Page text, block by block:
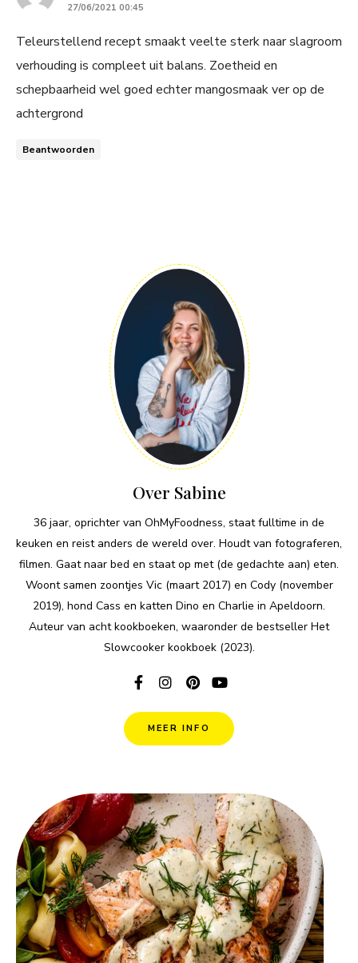
27/06/2021 00:45
Teleurstellend recept smaakt veelte sterk naar slagroom
verhouding is compleet uit balans. Zoetheid en
schepbaarheid wel goed echter mangosmaak ver op de
achtergrond
Beantwoorden
Over Sabine
36 jaar, oprichter van OhMyFoodness, staat fulltime in de
keuken en reist anders de wereld over. Houdt van fotograferen,
filmen. Gaat naar bed en staat op met (de gedachte aan) eten.
Woont samen zoontjes Vic (maart 2017) en Cody (november
2019), hond Cass en katten Dino en Charlie in Apeldoorn.
Auteur van acht kookboeken, waaronder de bestseller Het
Slowcooker kookboek (2023).
MEER INFO